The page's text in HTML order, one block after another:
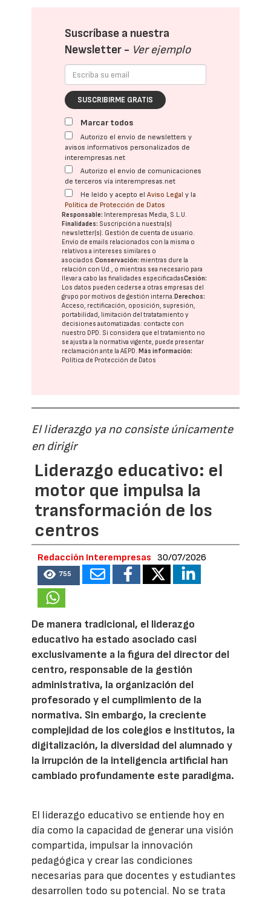
Suscríbase a nuestra
Newsletter - Ver ejemplo
SUSCRIBIRME GRATIS
Marcar todos
Autorizo el envío de newsletters y
avisos informativos personalizados de
interempresas.net
Autorizo el envío de comunicaciones
de terceros vía interempresas.net
He leído y acepto elAviso Legal y la
Política de Protección de Datos
Responsable: Interempresas Media, S.L.U.
Finalidades: Suscripción a nuestra(s)
newsletter(s). Gestión de cuenta de usuario.
Envío de emails relacionados con la misma o
relativos a intereses similares o
asociados.Conservación: mientras dure la
relación con Ud., o mientras sea necesario para
llevar a cabo las finalidades especificadasCesión:
Los datos pueden cederse a otras empresas del
grupo por motivos de gestión interna. Derechos:
Acceso, rectificación, oposición, supresión,
portabilidad, limitación del tratatamiento y
decisiones automatizadas: contacte con
nuestro DPD. Si considera que el tratamiento no
se ajusta a la normativa vigente, puede presentar
reclamación ante laAEPD. Más información:
Política de Protección de Datos
El liderazgo ya no consiste únicamente
en dirigir
Liderazgo educativo: el
motor que impulsa la
transformación de los
centros
Redacción Interempresas 30/07/2026
755
De manera tradicional, el liderazgo
educativo ha estado asociado casi
exclusivamente a la figura del director del
centro, responsable de la gestión
administrativa, la organización del
profesorado y el cumplimiento de la
normativa. Sin embargo, la creciente
complejidad de los colegios e institutos, la
digitalización, la diversidad del alumnado y
la irrupción de la inteligencia artificial han
cambiado profundamente este paradigma.
El liderazgo educativo se entiende hoy en
día como la capacidad de generar una visión
compartida, impulsar la innovación
pedagógica y crear las condiciones
necesarias para que docentes y estudiantes
desarrollen todo su potencial. No se trata